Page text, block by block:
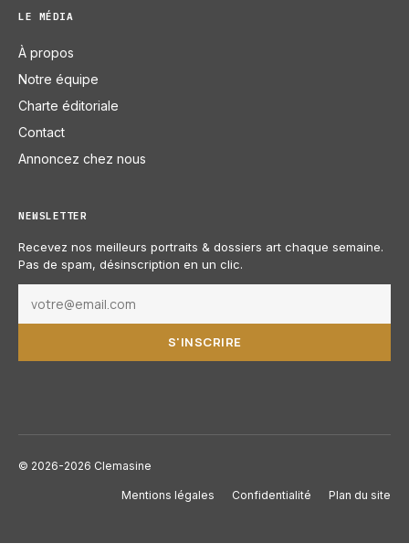
LE MÉDIA
À propos
Notre équipe
Charte éditoriale
Contact
Annoncez chez nous
NEWSLETTER
Recevez nos meilleurs portraits & dossiers art chaque semaine.
Pas de spam, désinscription en un clic.
S'INSCRIRE
© 2026-2026 Clemasine
Mentions légales Confidentialité Plan du site